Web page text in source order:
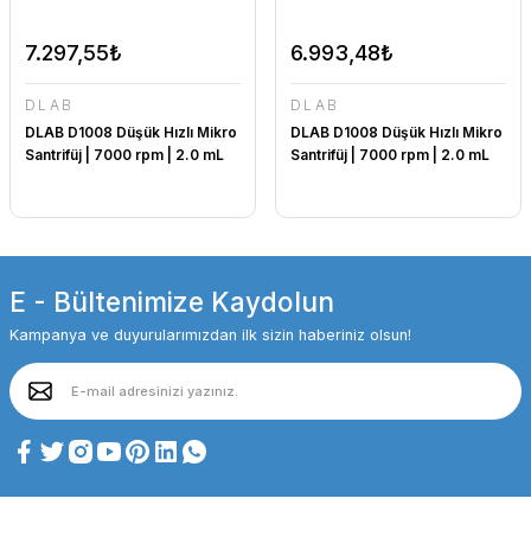
7.297,55₺
DLAB
DLAB D1008 Düşük Hızlı Mikro
Santrifüj | 7000 rpm | 2.0 mL
6.993,48₺
DLAB
DLAB D1008 Düşük Hızlı Mikro
Santrifüj | 7000 rpm | 2.0 mL
E - Bültenimize Kaydolun
Kampanya ve duyurularımızdan ilk sizin haberiniz olsun!